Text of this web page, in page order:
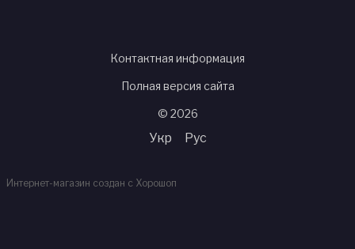
Контактная информация
Полная версия сайта
© 2026
Укр Рус
Интернет-магазин создан с Хорошоп